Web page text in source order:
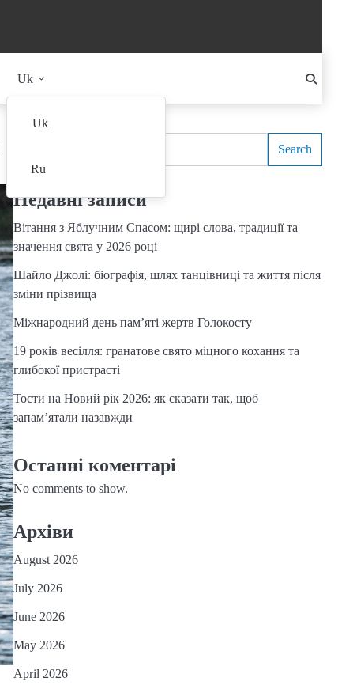
Uk
Uk
Ru
Search
Недавні записи
Вітання з Яблучним Спасом: щирі слова, традиції та
значення свята у 2026 році
Шайло Джолі: біографія, шлях танцівниці та життя після
зміни прізвища
Міжнародний день пам’яті жертв Голокосту
19 років весілля: гранатове свято міцного кохання та
глибокої пристрасті
Тости на Новий рік 2026: як сказати так, щоб
запам’ятали назавжди
Останні коментарі
No comments to show.
Архіви
August 2026
July 2026
June 2026
May 2026
April 2026